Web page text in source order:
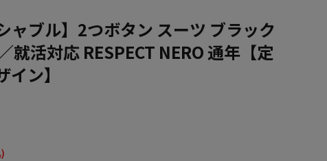
ャブル】2つボタン スーツ ブラック
就活対応 RESPECT NERO 通年【定
ン】